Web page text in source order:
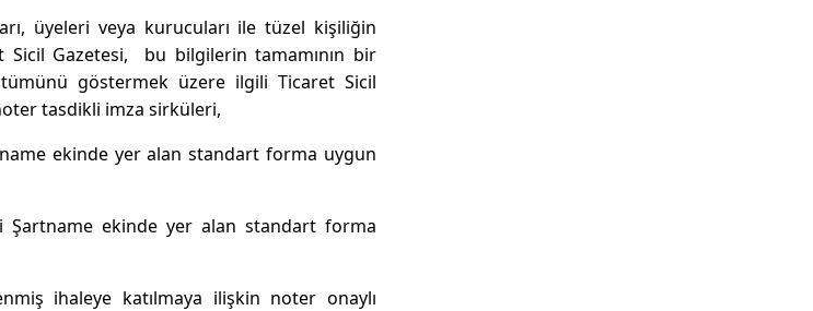
üyeleri veya kurucuları ile tüzel kişiliğin
Gazetesi, bu bilgilerin tamamının bir
göstermek üzere ilgili Ticaret Sicil
tasdikli imza sirküleri,
ekinde yer alan standart forma uygun
ekinde yer alan standart forma
ihaleye katılmaya ilişkin noter onaylı